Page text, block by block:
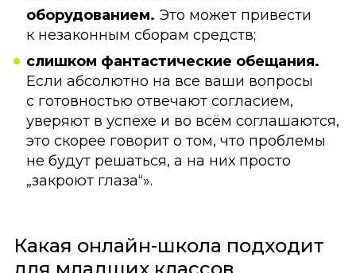
оборудованием. Это может привести
к незаконным сборам средств;
слишком фантастические обещания.
Если абсолютно на все ваши вопросы
с готовностью отвечают согласием,
уверяют в успехе и во всём соглашаются,
это скорее говорит о том, что проблемы
не будут решаться, а на них просто
„закроют глаза“».
Какая онлайн-школа подходит
для младших классов